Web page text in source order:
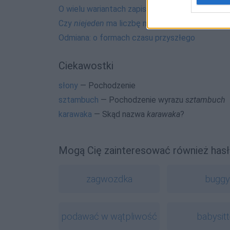
O wielu wariantach zapisu i odmianie
Czy niejeden ma liczbę mnogą?
Odmiana: o formach czasu przyszłego
Ciekawostki
słony — Pochodzenie
sztambuch — Pochodzenie wyrazu sztambuch
karawaka — Skąd nazwa karawaka?
Mogą Cię zainteresować również
zagwozdka buggy
podawać w wątpliwość